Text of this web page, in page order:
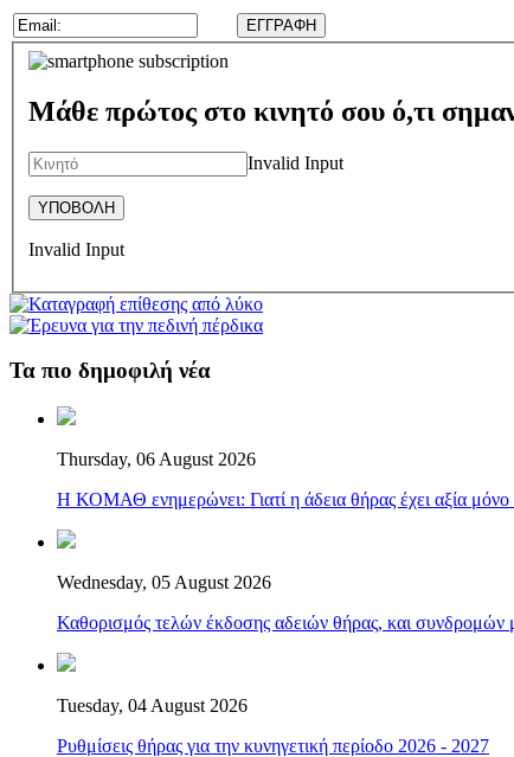
Μάθε πρώτος στο κινητό σου ό,τι
Invalid Input
Invalid Input
Τα πιο δημοφιλή νέα
Thursday, 06 August 2026
Η ΚΟΜΑΘ ενημερώνει: Γιατί η άδεια θήρας έχει αξία μόνο
Wednesday, 05 August 2026
Καθορισμός τελών έκδοσης αδειών θήρας, και
Tuesday, 04 August 2026
Ρυθμίσεις θήρας για την κυνηγετική περίοδο 2026 - 2027